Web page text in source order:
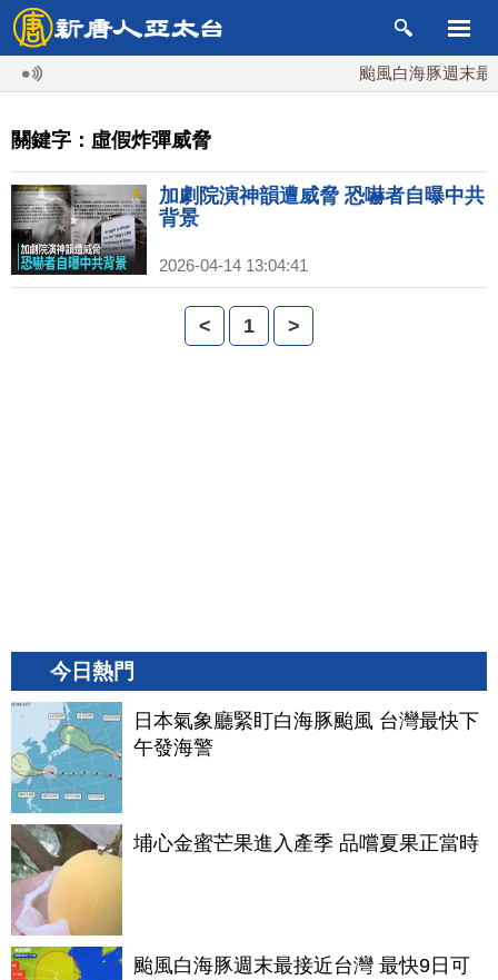
颱風白海豚週末最
關鍵字：虛假炸彈威脅
加劇院演神韻遭威脅 恐嚇者自曝中共
背景
2026-04-14 13:04:41
< 1 >
今日熱門
日本氣象廳緊盯白海豚颱風 台灣最快下
午發海警
埔心金蜜芒果進入產季 品嚐夏果正當時
颱風白海豚週末最接近台灣 最快9日可